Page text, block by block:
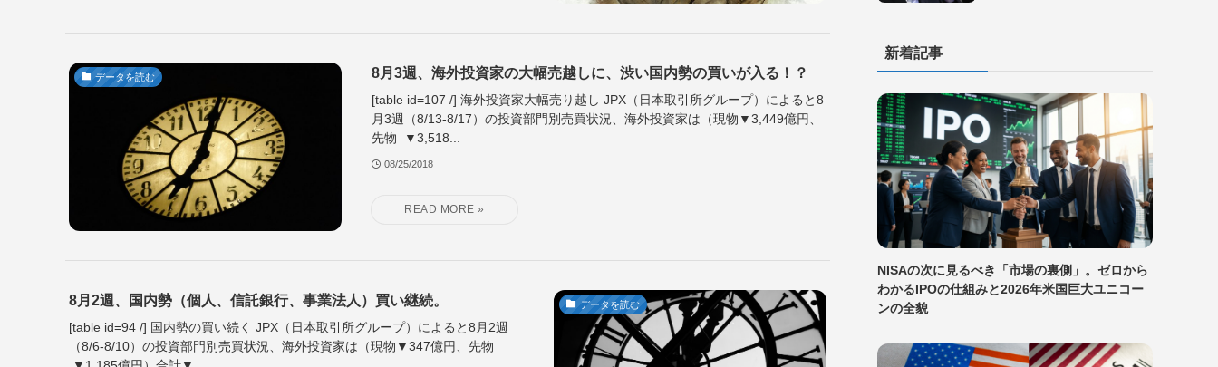
データを読む 8月3週、海外投資家の大幅売越しに、渋い国内勢の買いが入る！？
[table id=107 /] 海外投資家大幅売り越し JPX（日本取引所グループ）によると8
月3週（8/13-8/17）の投資部門別売買状況、海外投資家は（現物▼3,449億円、
先物 ▼3,518...
08/25/2018
データを読む
8月2週、国内勢（個人、信託銀行、事業法人）買い継続。
[table id=94 /] 国内勢の買い続く JPX（日本取引所グループ）によると8月2週
（8/6-8/10）の投資部門別売買状況、海外投資家は（現物▼347億円、先物
新着記事
NISAの次に見るべき「市場の裏側」。ゼロから
わかるIPOの仕組みと2026年米国巨大ユニコー
ンの全貌